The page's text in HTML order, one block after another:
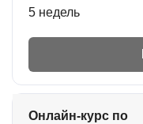
5 недель
Онлайн-курс по